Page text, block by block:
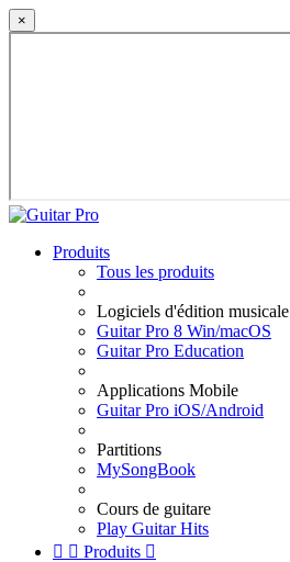
×
Produits
Tous les produits
Logiciels d'édition musicale
Guitar Pro 8 Win/macOS
Guitar Pro Education
Applications Mobile
Guitar Pro iOS/Android
Partitions
MySongBook
Cours de guitare
Play Guitar Hits
  Produits 